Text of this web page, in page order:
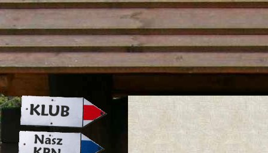
strona w naprawie zapraszamy